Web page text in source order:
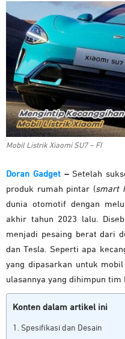
Mobil Listrik Xiaomi SU7 – FI
Doran Gadget– Setelah
produk rumah pintar (smart
dunia otomotif dengan
akhir tahun 2023 lalu.
menjadi pesaing berat dari
dan Tesla. Seperti apa
yang dipasarkan untuk
ulasannya yang dihimpun tim
Konten dalam artikel ini
Spesifikasi dan Desain